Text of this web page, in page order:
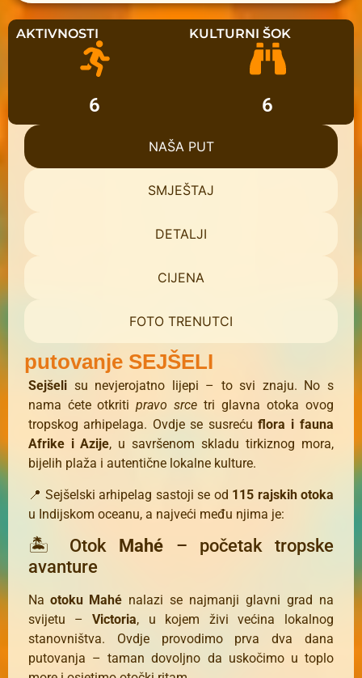
AKTIVNOSTI
6
KULTURNI ŠOK
6
NAŠA PUT
SMJEŠTAJ
DETALJI
CIJENA
FOTO TRENUTCI
putovanje SEJŠELI
Sejšeli su nevjerojatno lijepi – to svi znaju. No s
nama ćete otkriti pravo srce tri glavna otoka ovog
tropskog arhipelaga. Ovdje se susreću flora i fauna
Afrike i Azije, u savršenom skladu tirkiznog mora,
bijelih plaža i autentične lokalne kulture.
📍 Sejšelski arhipelag sastoji se od 115 rajskih otoka
u Indijskom oceanu, a najveći među njima je:
🏝️ Otok Mahé – početak tropske
avanture
Na otoku Mahé nalazi se najmanji glavni grad na
svijetu – Victoria, u kojem živi većina lokalnog
stanovništva. Ovdje provodimo prva dva dana
putovanja – taman dovoljno da uskočimo u toplo